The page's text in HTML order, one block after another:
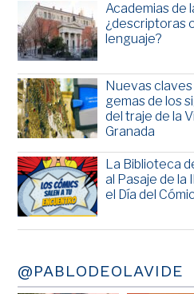
Academias de
¿descriptoras
lenguaje?
Nuevas claves
gemas de los
del traje de la
Granada
La Biblioteca
al Pasaje de la
el Día del Cómic
@PABLODEOLAVIDE